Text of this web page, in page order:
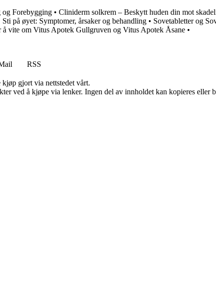
Forebygging • Cliniderm solkrem – Beskytt huden din mot
Sti på øyet: Symptomer, årsaker og behandling • Sovetabletter og
å vite om Vitus Apotek Gullgruven og Vitus Apotek Åsane •
RSS
gjort via nettstedet vårt.
ved å kjøpe via lenker. Ingen del av innholdet kan kopieres eller